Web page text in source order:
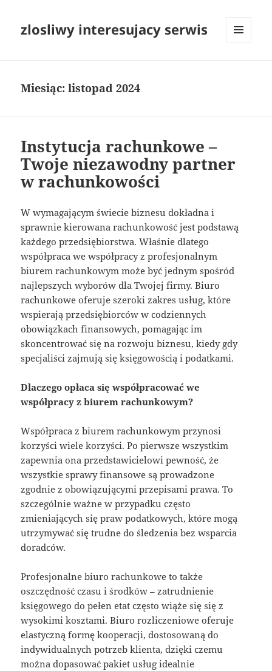
zlosliwy interesujacy serwis
Miesiąc:listopad 2024
Instytucja rachunkowe –
Twoje niezawodny partner
w rachunkowości
W wymagającym świecie biznesu dokładna i
sprawnie kierowana rachunkowość jest podstawą
każdego przedsiębiorstwa. Właśnie dlatego
współpraca we współpracy z profesjonalnym
biurem rachunkowym może być jednym spośród
najlepszych wyborów dla Twojej firmy. Biuro
rachunkowe oferuje szeroki zakres usług, które
wspierają przedsiębiorców w codziennych
obowiązkach finansowych, pomagając im
skoncentrować się na rozwoju biznesu, kiedy gdy
specjaliści zajmują się księgowością i podatkami.
Dlaczego opłaca się współpracować we
współpracy z biurem rachunkowym?
Współpraca z biurem rachunkowym przynosi
korzyści wiele korzyści. Po pierwsze wszystkim
zapewnia ona przedstawicielowi pewność, że
wszystkie sprawy finansowe są prowadzone
zgodnie z obowiązującymi przepisami prawa. To
szczególnie ważne w przypadku często
zmieniających się praw podatkowych, które mogą
utrzymywać się trudne do śledzenia bez wsparcia
doradców.
Profesjonalne biuro rachunkowe to także
oszczędność czasu i środków – zatrudnienie
księgowego do pełen etat często wiąże się się z
wysokimi kosztami. Biuro rozliczeniowe oferuje
elastyczną formę kooperacji, dostosowaną do
indywidualnych potrzeb klienta, dzięki czemu
można dopasować pakiet usług idealnie